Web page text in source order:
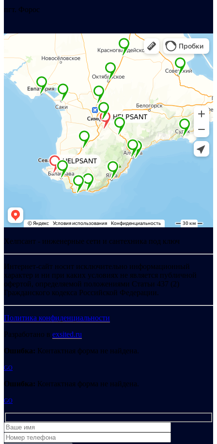
пгт. Форос
Хелпсант - инженерные сети и сантехника под ключ
Интернет-сайт носит исключительно информационный
характер и ни при каких условиях не является публичной
офертой, определяемой положениями Статьи 437 (2)
Гражданского кодекса Российской Федерации.
Политика конфиденциальности
Разработано в exsited.ru
Ошибка: Контактная форма не найдена.
GO
Ошибка: Контактная форма не найдена.
GO